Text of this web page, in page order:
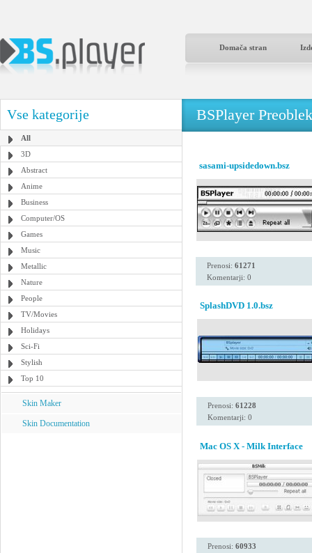
Domača stran
Vse kategorije
All
3D
Abstract
Anime
Business
Computer/OS
Games
Music
Metallic
Nature
People
TV/Movies
Holidays
Sci-Fi
Stylish
Top 10
Skin Maker
Skin Documentation
BSPlayer
sasami-upsidedown.bsz
Prenosi: 61271
Komentarji: 0
SplashDVD 1.0.bsz
Prenosi: 61228
Komentarji: 0
Mac OS X - Milk Interface
Prenosi: 60933